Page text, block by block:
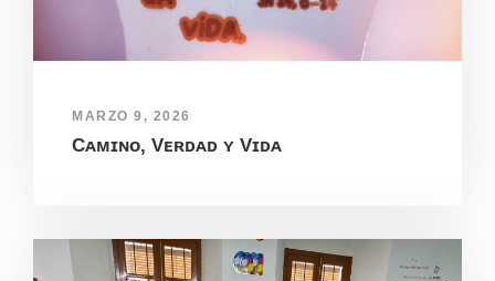
MARZO 9, 2026
Cᴀᴍɪɴᴏ, Vᴇʀᴅᴀᴅ ʏ Vɪᴅᴀ